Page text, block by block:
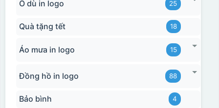
Ô dù in logo 25
Quà tặng tết 18
Áo mưa in logo 15
Đồng hồ in logo 88
Bảo bình 4